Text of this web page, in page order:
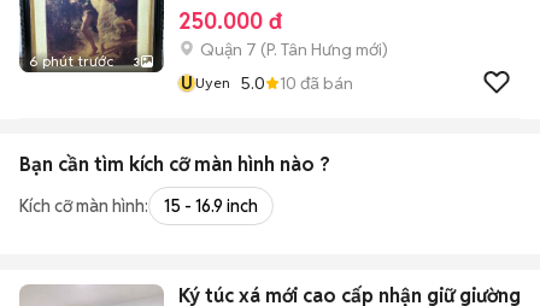
6 phút trước 3
250.000 đ
Quận 7 (P. Tân Hưng mới)
UUyen 5.0 10 đã bán
Bạn cần tìm kích cỡ màn hình nào ?
Kích cỡ màn hình: 15 - 16.9 inch
Ký túc xá mới cao cấp nhận giữ giường